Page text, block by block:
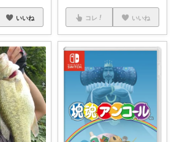
いいね コレ いいね